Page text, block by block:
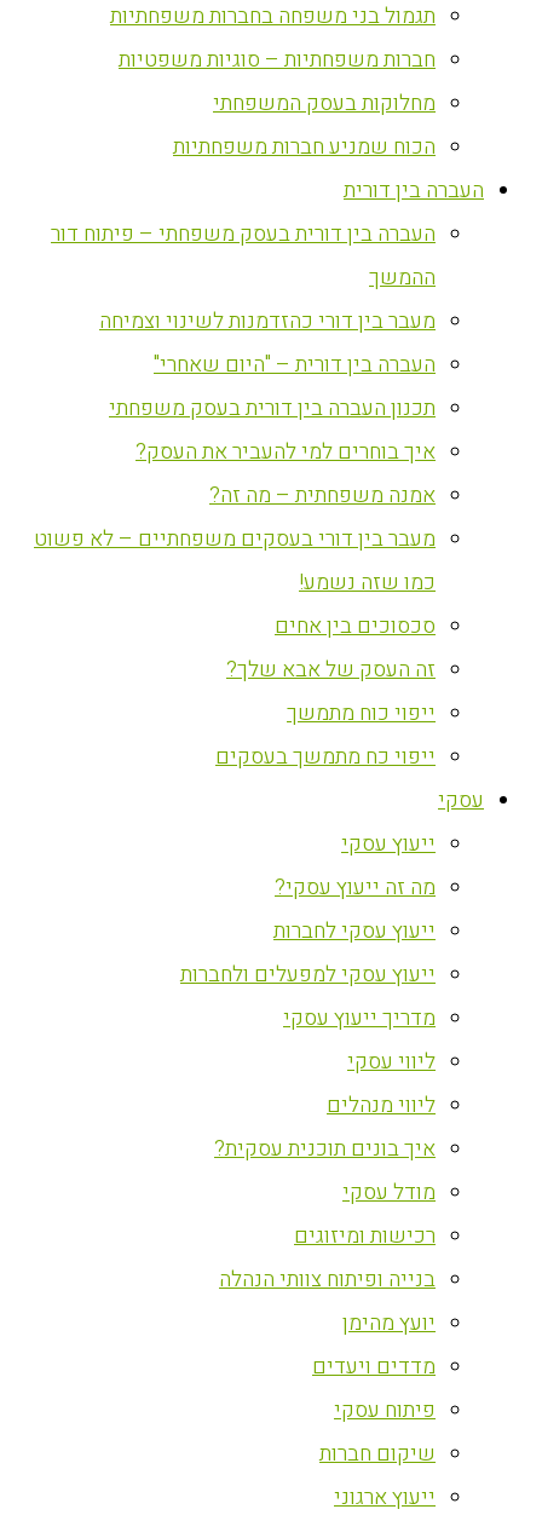
תגמול בני משפחה בחברות משפחתיות
חברות משפחתיות – סוגיות משפטיות
מחלוקות בעסק המשפחתי
הכוח שמניע חברות משפחתיות
העברה בין דורית
העברה בין דורית בעסק משפחתי – פיתוח דור
ההמשך
מעבר בין דורי כהזדמנות לשינוי וצמיחה
העברה בין דורית – "היום שאחרי"
תכנון העברה בין דורית בעסק משפחתי
איך בוחרים למי להעביר את העסק?
אמנה משפחתית – מה זה?
מעבר בין דורי בעסקים משפחתיים – לא פשוט
כמו שזה נשמע!
סכסוכים בין אחים
זה העסק של אבא שלך?
ייפוי כוח מתמשך
ייפוי כח מתמשך בעסקים
עסקי
ייעוץ עסקי
מה זה ייעוץ עסקי?
ייעוץ עסקי לחברות
ייעוץ עסקי למפעלים ולחברות
מדריך ייעוץ עסקי
ליווי עסקי
ליווי מנהלים
איך בונים תוכנית עסקית?
מודל עסקי
רכישות ומיזוגים
בנייה ופיתוח צוותי הנהלה
יועץ מהימן
מדדים ויעדים
פיתוח עסקי
שיקום חברות
ייעוץ ארגוני